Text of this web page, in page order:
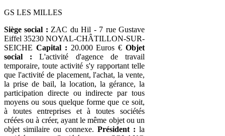
GS LES MILLES
Siège social : ZAC du Hil - 7 rue Gustave
Eiffel 35230 NOYAL-CHÂTILLON-SUR-
SEICHE Capital : 20.000 Euros €Objet
social : L'activité d'agence de travail
temporaire, toute activité s'y rapportant telle
que l'activité de placement, l'achat, la vente,
la prise de bail, la location, la gérance, la
participation directe ou indirecte par tous
moyens ou sous quelque forme que ce soit,
à toutes entreprises et à toutes sociétés
créées ou à créer, ayant le même objet ou un
objet similaire ou connexe. Président : la